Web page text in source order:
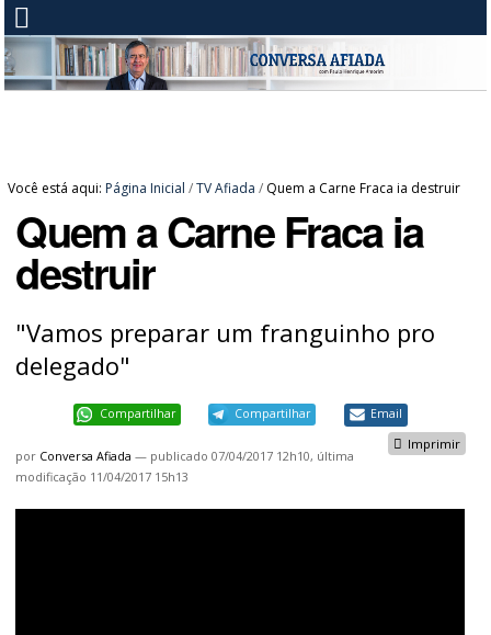
Você está aqui: Página Inicial /TV Afiada / Quem a Carne Fraca ia destruir
Quem a Carne Fraca ia
destruir
"Vamos preparar um franguinho pro
delegado"
Compartilhar Compartilhar Email
Imprimir
por Conversa Afiada — publicado 07/04/2017 12h10, última
modificação 11/04/2017 15h13